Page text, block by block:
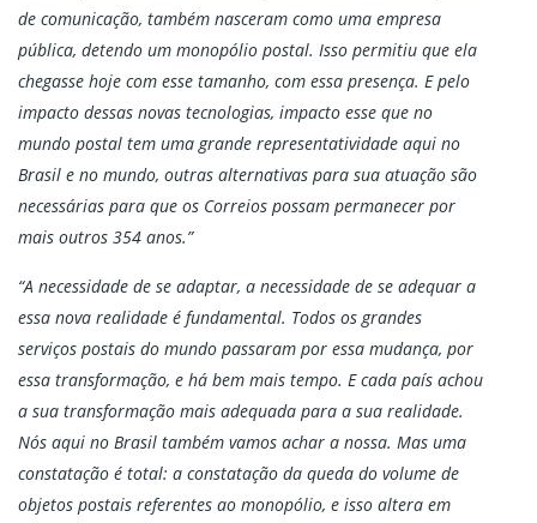
de comunicação, também nasceram como uma empresa
pública, detendo um monopólio postal. Isso permitiu que ela
chegasse hoje com esse tamanho, com essa presença. E pelo
impacto dessas novas tecnologias, impacto esse que no
mundo postal tem uma grande representatividade aqui no
Brasil e no mundo, outras alternativas para sua atuação são
necessárias para que os Correios possam permanecer por
mais outros 354 anos.”
“A necessidade de se adaptar, a necessidade de se adequar a
essa nova realidade é fundamental. Todos os grandes
serviços postais do mundo passaram por essa mudança, por
essa transformação, e há bem mais tempo. E cada país achou
a sua transformação mais adequada para a sua realidade.
Nós aqui no Brasil também vamos achar a nossa. Mas uma
constatação é total: a constatação da queda do volume de
objetos postais referentes ao monopólio, e isso altera em